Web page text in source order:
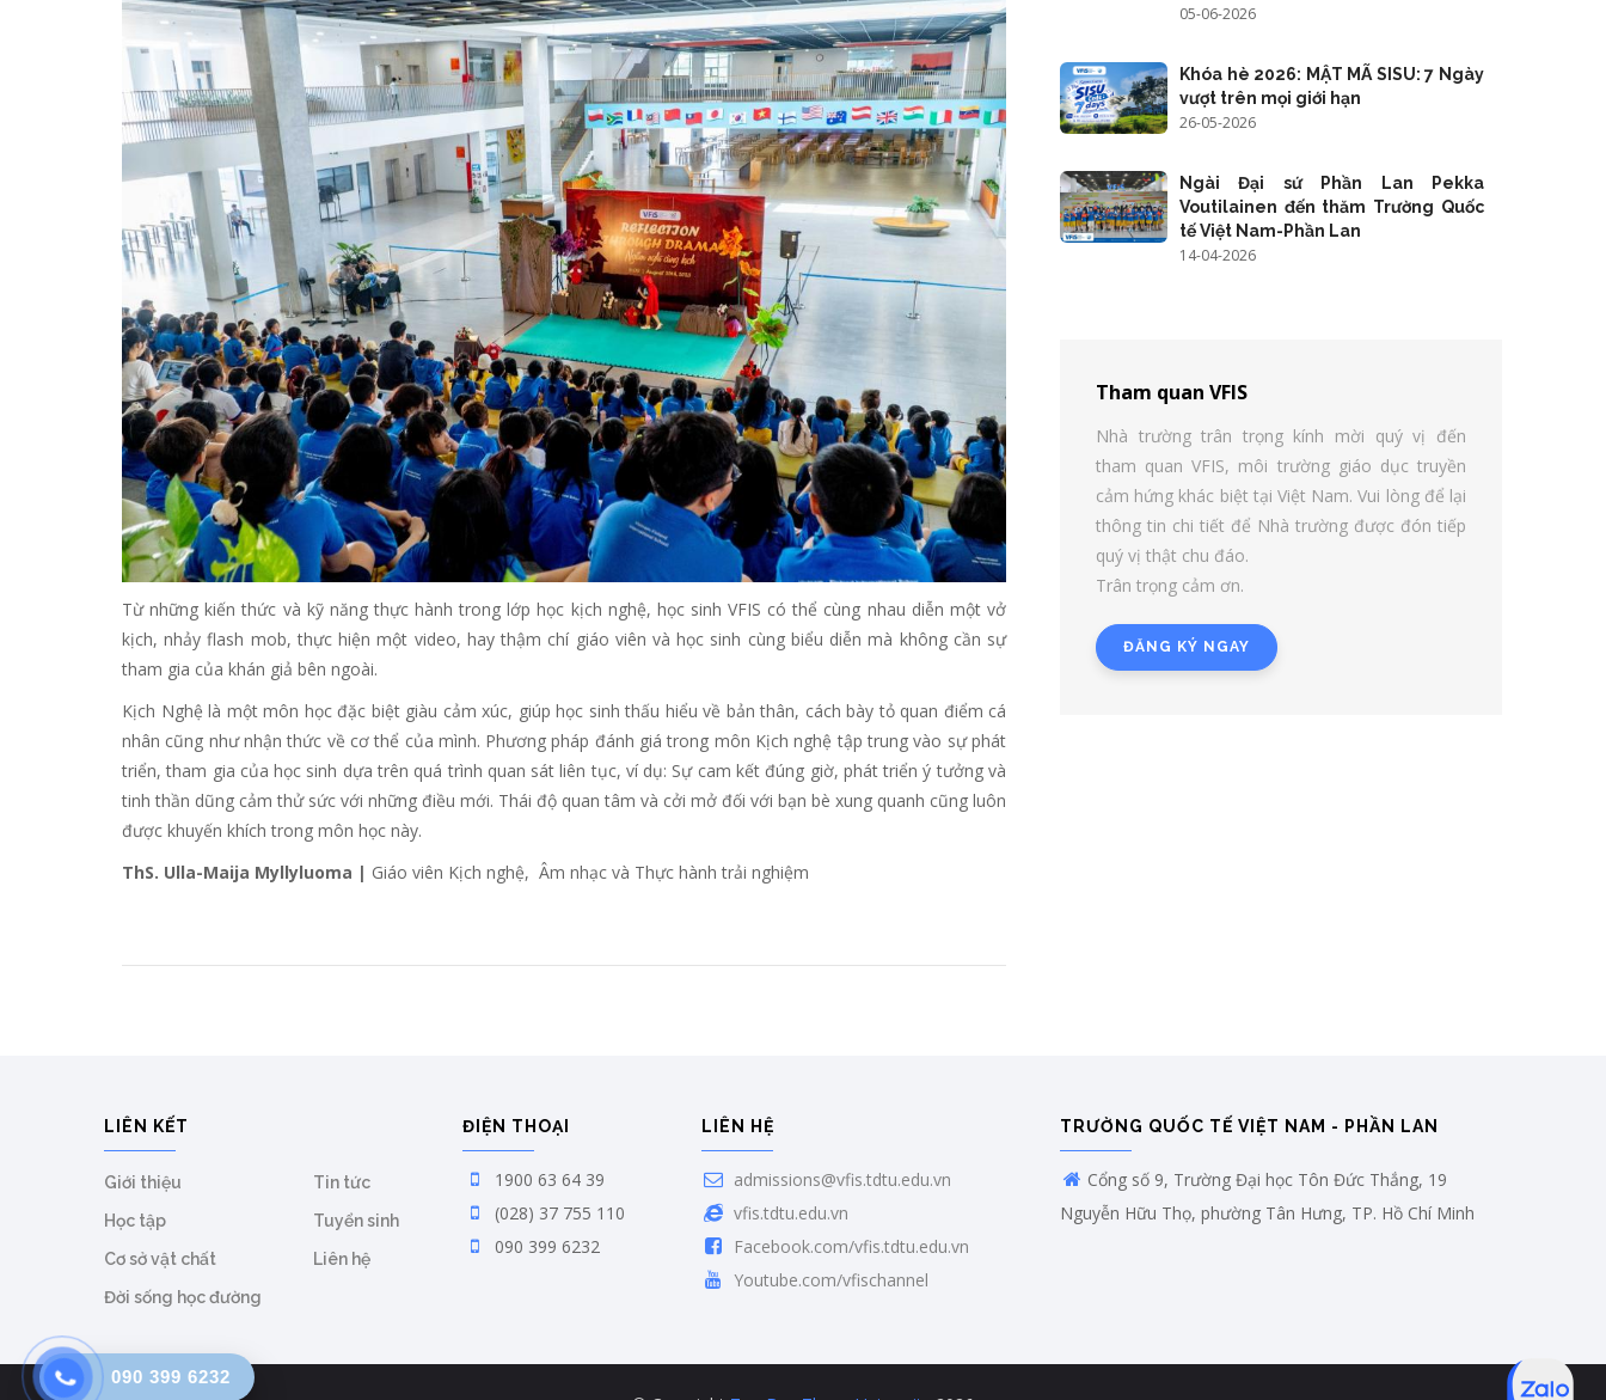
Từ những kiến thức và kỹ năng thực hành trong lớp học kịch nghệ, học sinh VFIS có thể cùng nhau diễn một vở
kịch, nhảy flash mob, thực hiện một video, hay thậm chí giáo viên và học sinh cùng biểu diễn mà không cần sự
tham gia của khán giả bên ngoài.
Kịch Nghệ là một môn học đặc biệt giàu cảm xúc, giúp học sinh thấu hiểu về bản thân, cách bày tỏ quan điểm cá
nhân cũng như nhận thức về cơ thể của mình. Phương pháp đánh giá trong môn Kịch nghệ tập trung vào sự phát
triển, tham gia của học sinh dựa trên quá trình quan sát liên tục, ví dụ: Sự cam kết đúng giờ, phát triển ý tưởng và
tinh thần dũng cảm thử sức với những điều mới. Thái độ quan tâm và cởi mở đối với bạn bè xung quanh cũng luôn
được khuyến khích trong môn học này.
ThS. Ulla-Maija Myllyluoma | Giáo viên Kịch nghệ, Âm nhạc và Thực hành trải nghiệm
05-06-2026
Khóa hè 2026: MẬT MÃ SISU: 7 Ngày
vượt trên mọi giới hạn
26-05-2026
Ngài Đại sứ Phần Lan Pekka
Voutilainen đến thăm Trường Quốc
tế Việt Nam-Phần Lan
14-04-2026
Tham quan VFIS
Nhà trường trân trọng kính mời quý vị đến
tham quan VFIS, môi trường giáo dục truyền
cảm hứng khác biệt tại Việt Nam. Vui lòng để lại
thông tin chi tiết để Nhà trường được đón tiếp
quý vị thật chu đáo.
Trân trọng cảm ơn.
ĐĂNG KÝ NGAY
LIÊN KẾT
Giới thiệu
Học tập
Cơ sở vật chất
Đời sống học đường
Tin tức
Tuyển sinh
Liên hệ
ĐIỆN THOẠI
1900 63 64 39
(028) 37 755 110
090 399 6232
LIÊN HỆ
admissions@vfis.tdtu.edu.vn
vfis.tdtu.edu.vn
Facebook.com/vfis.tdtu.edu.vn
Youtube.com/vfischannel
TRƯỜNG QUỐC TẾ VIỆT NAM - PHẦN LAN
Cổng số 9, Trường Đại học Tôn Đức Thắng, 19
Nguyễn Hữu Thọ, phường Tân Hưng, TP. Hồ Chí Minh
090 399 6232